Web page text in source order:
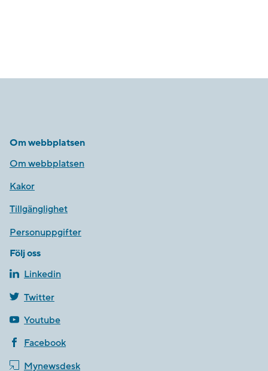
Om webbplatsen
Om webbplatsen
Kakor
Tillgänglighet
Personuppgifter
Följ oss
Linkedin
Twitter
Youtube
Facebook
Mynewsdesk